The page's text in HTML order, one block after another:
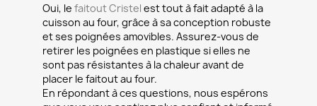
Oui, le faitout Cristel est tout à fait adapté à la
cuisson au four, grâce à sa conception robuste
et ses poignées amovibles. Assurez-vous de
retirer les poignées en plastique si elles ne
sont pas résistantes à la chaleur avant de
placer le faitout au four.
En répondant à ces questions, nous espérons